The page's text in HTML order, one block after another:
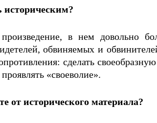
в нем довольно
обвиняемых и
сделать
«своеволие».
от исторического материала?